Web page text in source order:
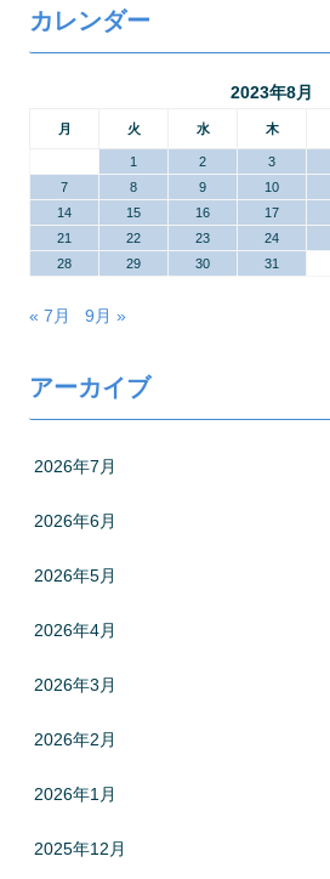
カレンダー
2023年8月
月 火 水 木
1 2 3
7
8 9 10
14
15 16 17
21
22 23 24
28
29 30 31
« 7月 9月 »
アーカイブ
2026年7月
2026年6月
2026年5月
2026年4月
2026年3月
2026年2月
2026年1月
2025年12月